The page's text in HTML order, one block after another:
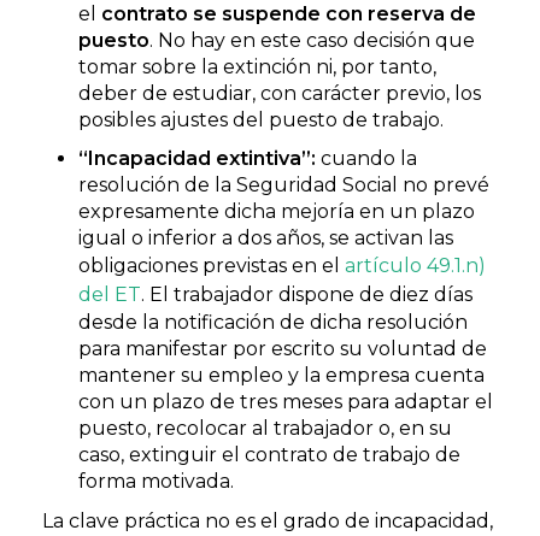
el contrato se suspende con reserva de
puesto. No hay en este caso decisión que
tomar sobre la extinción ni, por tanto,
deber de estudiar, con carácter previo, los
posibles ajustes del puesto de trabajo.
“Incapacidad extintiva”: cuando la
resolución de la Seguridad Social no prevé
expresamente dicha mejoría en un plazo
igual o inferior a dos años, se activan las
obligaciones previstas en el artículo 49.1.n)
del ET. El trabajador dispone de diez días
desde la notificación de dicha resolución
para manifestar por escrito su voluntad de
mantener su empleo y la empresa cuenta
con un plazo de tres meses para adaptar el
puesto, recolocar al trabajador o, en su
caso, extinguir el contrato de trabajo de
forma motivada.
La clave práctica no es el grado de incapacidad,